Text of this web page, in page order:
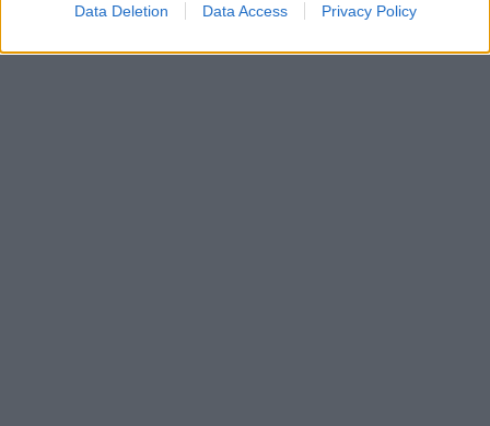
Data Deletion Data Access Privacy Policy